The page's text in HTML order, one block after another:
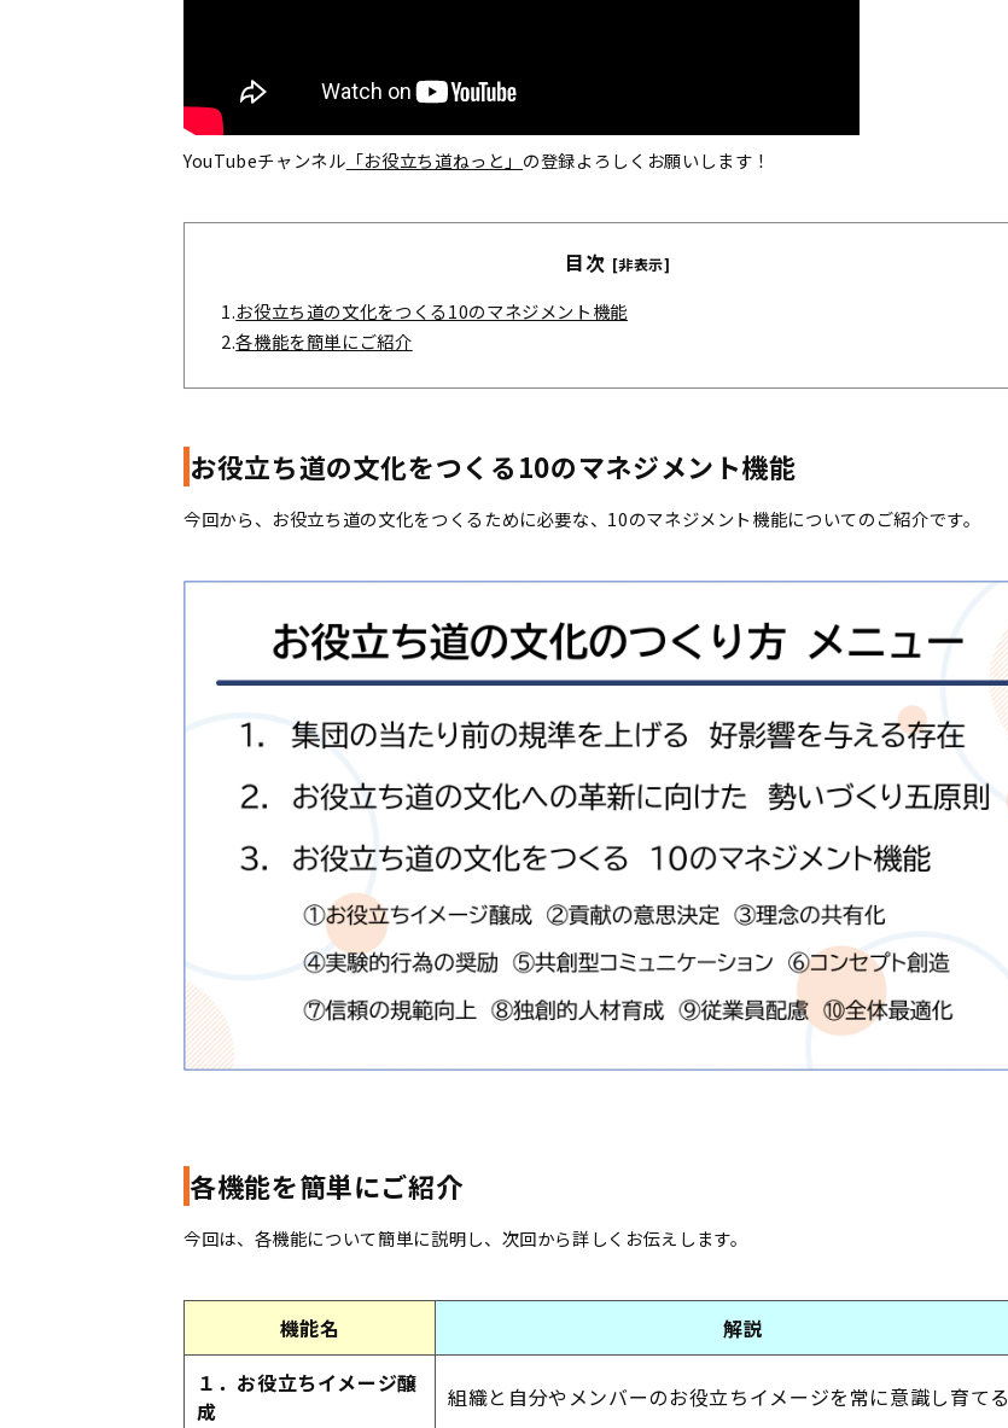
YouTubeチャンネル 「お役立ち道ねっと」 の登録よろしくお願いします！
目次 [非表示]
1.お役立ち道の文化をつくる10のマネジメント機能
2.各機能を簡単にご紹介
お役立ち道の文化をつくる10のマネジメント機能
今回から、お役立ち道の文化をつくるために必要な、10のマネジメント機能についてのご紹介です。
各機能を簡単にご紹介
今回は、各機能について簡単に説明し、次回から詳しくお伝えします。
機能名
解説
１．お役立ちイメージ醸
成
組織と自分やメンバーのお役立ちイメージを常に意識し育てる